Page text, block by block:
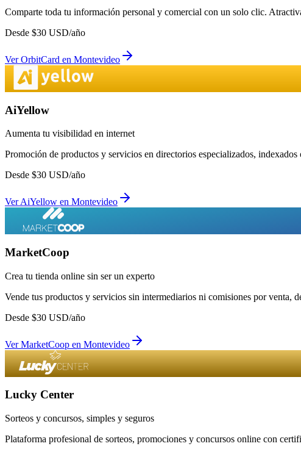
Comparte toda tu información personal y comercial con un solo clic.
Desde $30 USD/año
VerOrbitCard en Montevideo
AiYellow
Aumenta tu visibilidad en internet
Promoción de productos y servicios en directorios especializados, indexados
Desde $30 USD/año
VerAiYellow en Montevideo
MarketCoop
Crea tu tienda online sin ser un experto
Vende tus productos y servicios sin intermediarios ni comisiones por venta,
Desde $30 USD/año
VerMarketCoop en Montevideo
Lucky Center
Sorteos y concursos, simples y seguros
Plataforma profesional de sorteos, promociones y concursos online con